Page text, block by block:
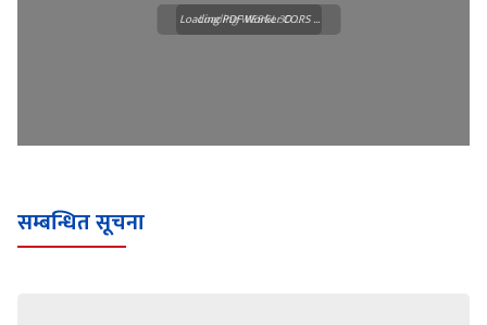
Loading WEBGL 3D ...
Loading PDF Worker CORS ...
सम्बन्धित सूचना